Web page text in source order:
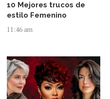
10 Mejores trucos de
estilo Femenino
11:46 am